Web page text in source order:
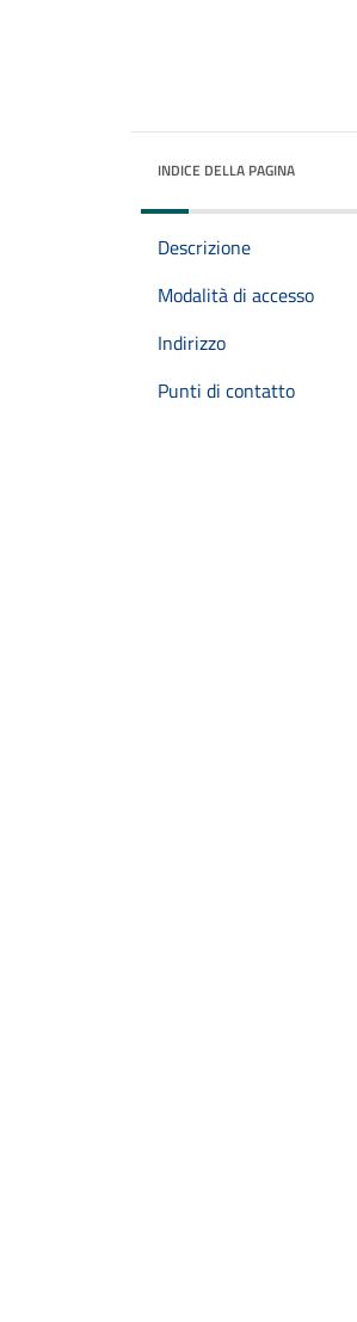
INDICE DELLA PAGINA
Descrizione
Modalità di accesso
Indirizzo
Punti di contatto